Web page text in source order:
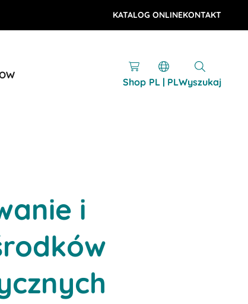
KATALOG ONLINEKONTAKT
Shop PL | PLWyszukaj
i